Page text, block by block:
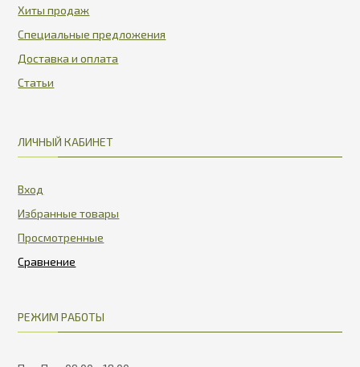
Хиты продаж
Специальные предложения
Доставка и оплата
Статьи
ЛИЧНЫЙ КАБИНЕТ
Вход
Избранные товары
Просмотренные
РЕЖИМ РАБОТЫ